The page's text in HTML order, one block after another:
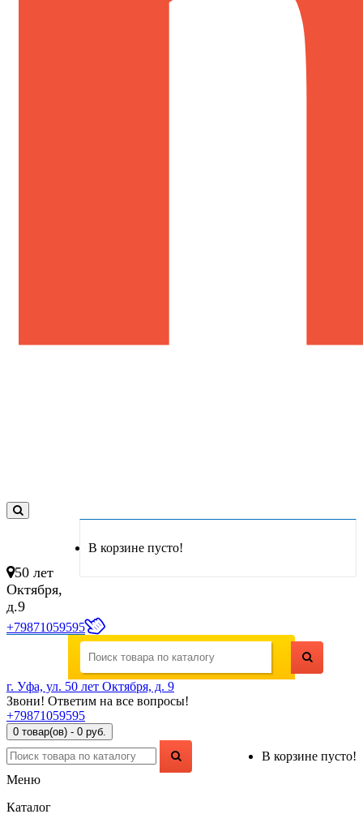
В корзине пусто!
50 лет
Октября,
д.9
+79871059595
г. Уфа, ул. 50 лет Октября, д. 9
Звони! Ответим на все вопросы!
+79871059595
0 товар(ов) - 0 руб.
В корзине пусто!
Меню
Каталог